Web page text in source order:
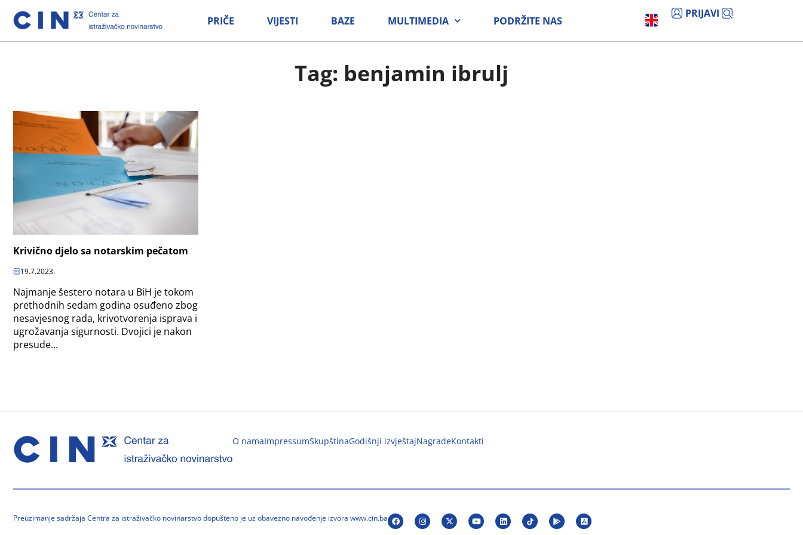
PRIČE VIJESTI BAZE MULTIMEDIA PODRŽITE NAS
PRIJAVI
Tag: benjamin ibrulj
Krivično djelo sa notarskim pečatom
19.7.2023.
Najmanje šestero notara u BiH je tokom
prethodnih sedam godina osuđeno zbog
nesavjesnog rada, krivotvorenja isprava i
ugrožavanja sigurnosti. Dvojici je nakon
presude...
O namaImpressumSkupštinaGodišnji izvještajNagradeKontakti
Preuzimanje sadržaja Centra za istraživačko novinarstvo dopušteno je uz obavezno navođenje izvora www.cin.ba